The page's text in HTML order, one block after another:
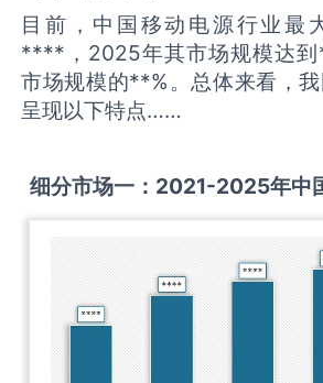
目前，中国移动电源行业最
****，2025年其市场规模达
市场规模的**%。总体来看，
呈现以下特点……
细分市场一： 2021-2025年中